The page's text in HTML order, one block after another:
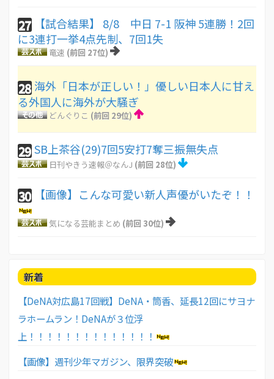
27
【試合結果】 8/8 中日 7-1 阪神 5連勝！2回
に3連打一挙4点先制、7回1失
竜速 (前回 27位)
28 海外「日本が正しい！」優しい日本人に甘え
る外国人に海外が大騒ぎ
どんぐりこ (前回 29位)
29SB上茶谷(29)7回5安打7奪三振無失点
日刊やきう速報＠なんJ (前回 28位)
30 【画像】こんな可愛い新人声優がいたぞ！！
気になる芸能まとめ (前回 30位)
新着
【DeNA対広島17回戦】DeNA・筒香、延長12回にサヨナ
ラホームラン！DeNAが３位浮
上！！！！！！！！！！！！！！
【画像】週刊少年マガジン、限界突破